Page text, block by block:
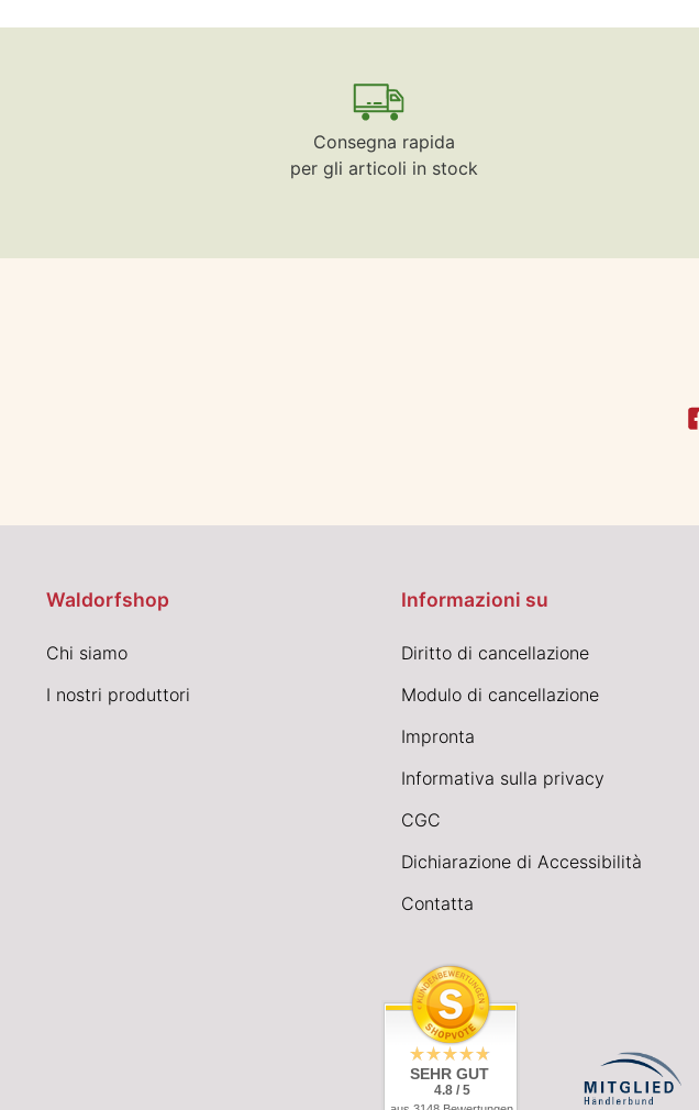
Consegna rapida
per gli articoli in stock
Waldorfshop
Chi siamo
I nostri produttori
Informazioni su
Diritto di cancellazione
Modulo di cancellazione
Impronta
Informativa sulla privacy
CGC
Dichiarazione di Accessibilità
Contatta
SEHR GUT
4.8 / 5